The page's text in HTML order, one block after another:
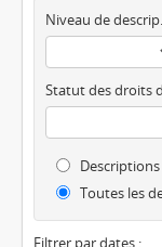
Statut des droits
Toutes les
Filtrer par dates :